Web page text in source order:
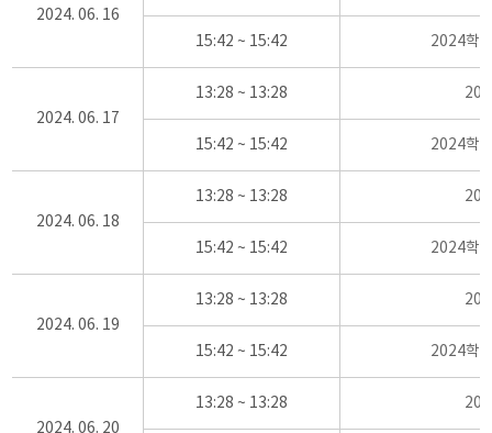
2024. 06. 16
15:42 ~ 15:42 2024학
2024. 06. 17
13:28 ~ 13:28
15:42 ~ 15:42 2024학
2024. 06. 18
13:28 ~ 13:28
15:42 ~ 15:42 2024학
2024. 06. 19
13:28 ~ 13:28
15:42 ~ 15:42 2024학
2024. 06. 20
13:28 ~ 13:28